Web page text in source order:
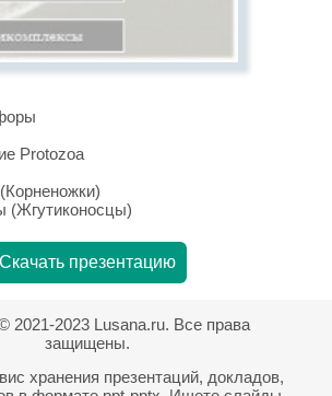
Protozoa
(Жгутиконосцы)
Скачать презентацию
2021-2023 Lusana.ru. Все права
защищены.
хранения презентаций, докладов,